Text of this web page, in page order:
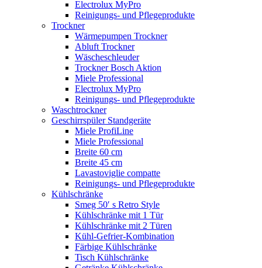
Electrolux MyPro
Reinigungs- und Pflegeprodukte
Trockner
Wärmepumpen Trockner
Abluft Trockner
Wäscheschleuder
Trockner Bosch Aktion
Miele Professional
Electrolux MyPro
Reinigungs- und Pflegeprodukte
Waschtrockner
Geschirrspüler Standgeräte
Miele ProfiLine
Miele Professional
Breite 60 cm
Breite 45 cm
Lavastoviglie compatte
Reinigungs- und Pflegeprodukte
Kühlschränke
Smeg 50′ s Retro Style
Kühlschränke mit 1 Tür
Kühlschränke mit 2 Türen
Kühl-Gefrier-Kombination
Färbige Kühlschränke
Tisch Kühlschränke